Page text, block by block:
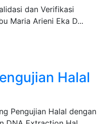
dan Verifikasi
Maria Arieni Eka D...
Halal
Pengujian Halal dengan